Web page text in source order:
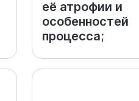
её атрофии и
особенностей
процесса;